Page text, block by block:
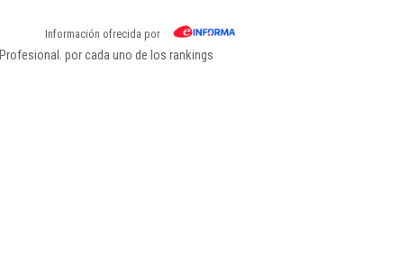
Información ofrecida por
por cada uno de los rankings